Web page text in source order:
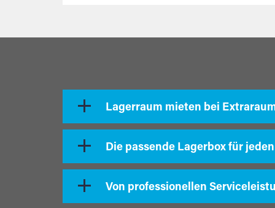
Lagerraum mieten bei
Die passende Lagerbox für
Von professionellen